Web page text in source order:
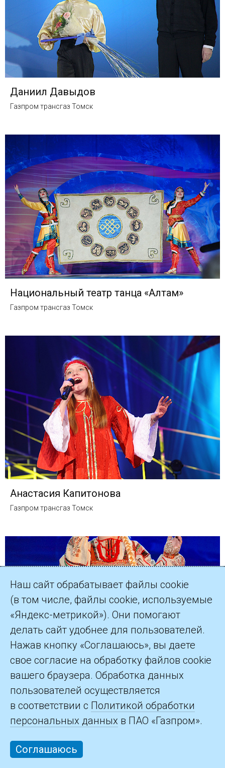
Даниил Давыдов
Газпром трансгаз Томск
Национальный театр танца «Алтам»
Газпром трансгаз Томск
Анастасия Капитонова
Газпром трансгаз Томск
Татьяна Закурдаева
Газпром трансгаз Томск
Танцевальная команда спортивной
Наш сайт обрабатывает файлы cookie
(в том числе, файлы cookie, используемые
«Яндекс-метрикой»). Они помогают
делать сайт удобнее для пользователей.
Нажав кнопку «Соглашаюсь», вы даете
свое согласие на обработку файлов cookie
вашего браузера. Обработка данных
пользователей осуществляется
в соответствии с Политикой обработки
персональных данных в ПАО «Газпром».
Соглашаюсь